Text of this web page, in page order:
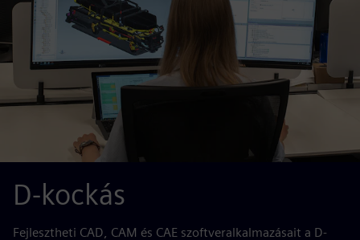
D-kockás
Fejlesztheti CAD, CAM és CAE szoftveralkalmazásait a D-